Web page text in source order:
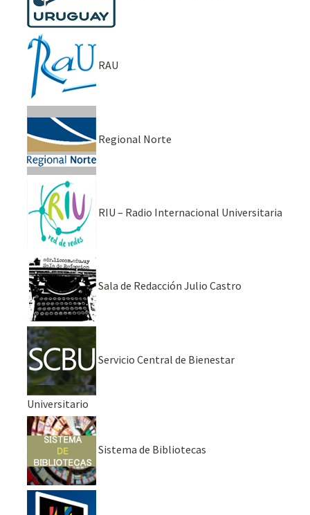
RAU
Regional Norte
RIU – Radio Internacional Universitaria
Sala de Redacción Julio Castro
Servicio Central de Bienestar
Universitario
Sistema de Bibliotecas